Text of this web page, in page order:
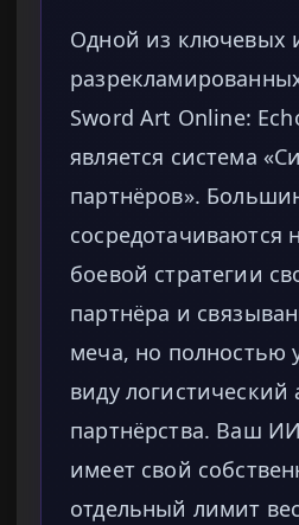
Одной из ключевых
Sword Art Online:
является система
партнёров».
сосредотачиваются
боевой стратегии
партнёра и
меча, но полностью
виду логистический
партнёрства. Ваш
имеет свой
отдельный лимит